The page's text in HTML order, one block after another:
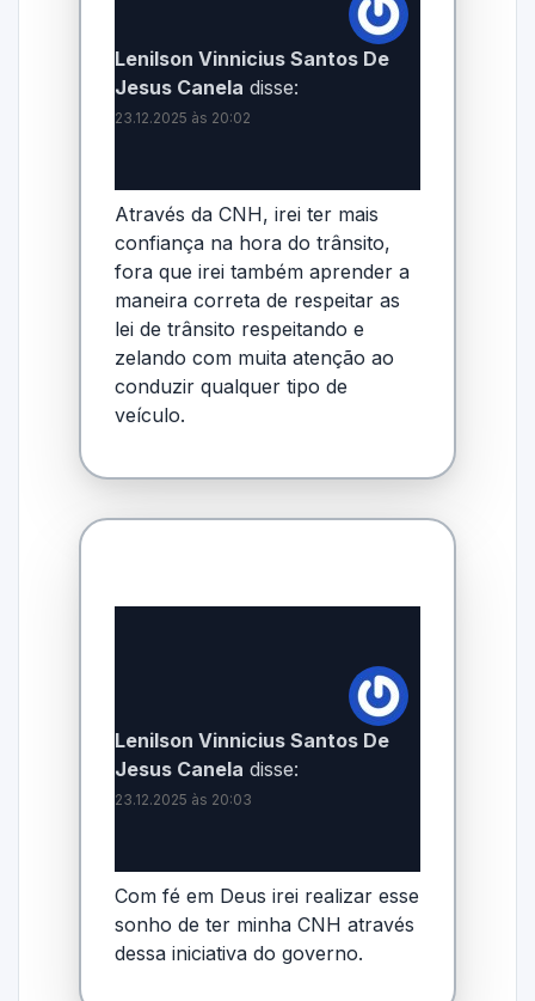
Lenilson Vinnicius Santos De
Jesus Canela disse:
23.12.2025 às 20:02
Através da CNH, irei ter mais
confiança na hora do trânsito,
fora que irei também aprender a
maneira correta de respeitar as
lei de trânsito respeitando e
zelando com muita atenção ao
conduzir qualquer tipo de
veículo.
Lenilson Vinnicius Santos De
Jesus Canela disse:
23.12.2025 às 20:03
Com fé em Deus irei realizar esse
sonho de ter minha CNH através
dessa iniciativa do governo.